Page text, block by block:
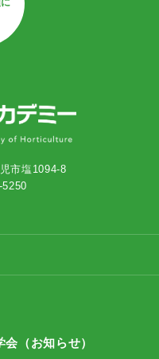
市塩1094-8
（お知らせ）